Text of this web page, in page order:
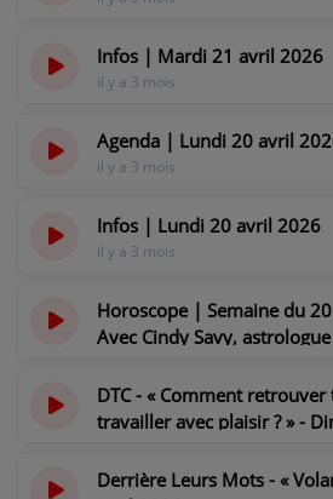
Infos | Mardi 21 avril 2026
il y a 3 mois
Agenda | Lundi 20 avril
il y a 3 mois
Infos | Lundi 20 avril 2026
il y a 3 mois
Horoscope | Semaine du
Avec Cindy Savy,
DTC - « Comment
travailler avec plaisir ? » -
Derrière Leurs Mots - «